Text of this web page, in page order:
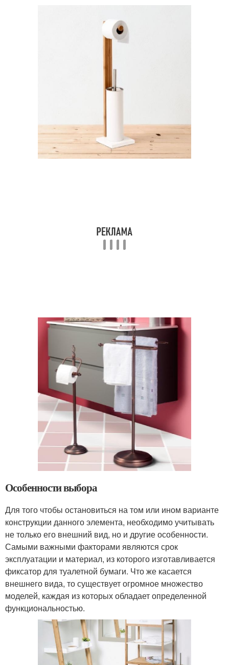
Особенности выбора
Для того чтобы остановиться на том или ином варианте
конструкции данного элемента, необходимо учитывать
не только его внешний вид, но и другие особенности.
Самыми важными факторами являются срок
эксплуатации и материал, из которого изготавливается
фиксатор для туалетной бумаги. Что же касается
внешнего вида, то существует огромное множество
моделей, каждая из которых обладает определенной
функциональностью.